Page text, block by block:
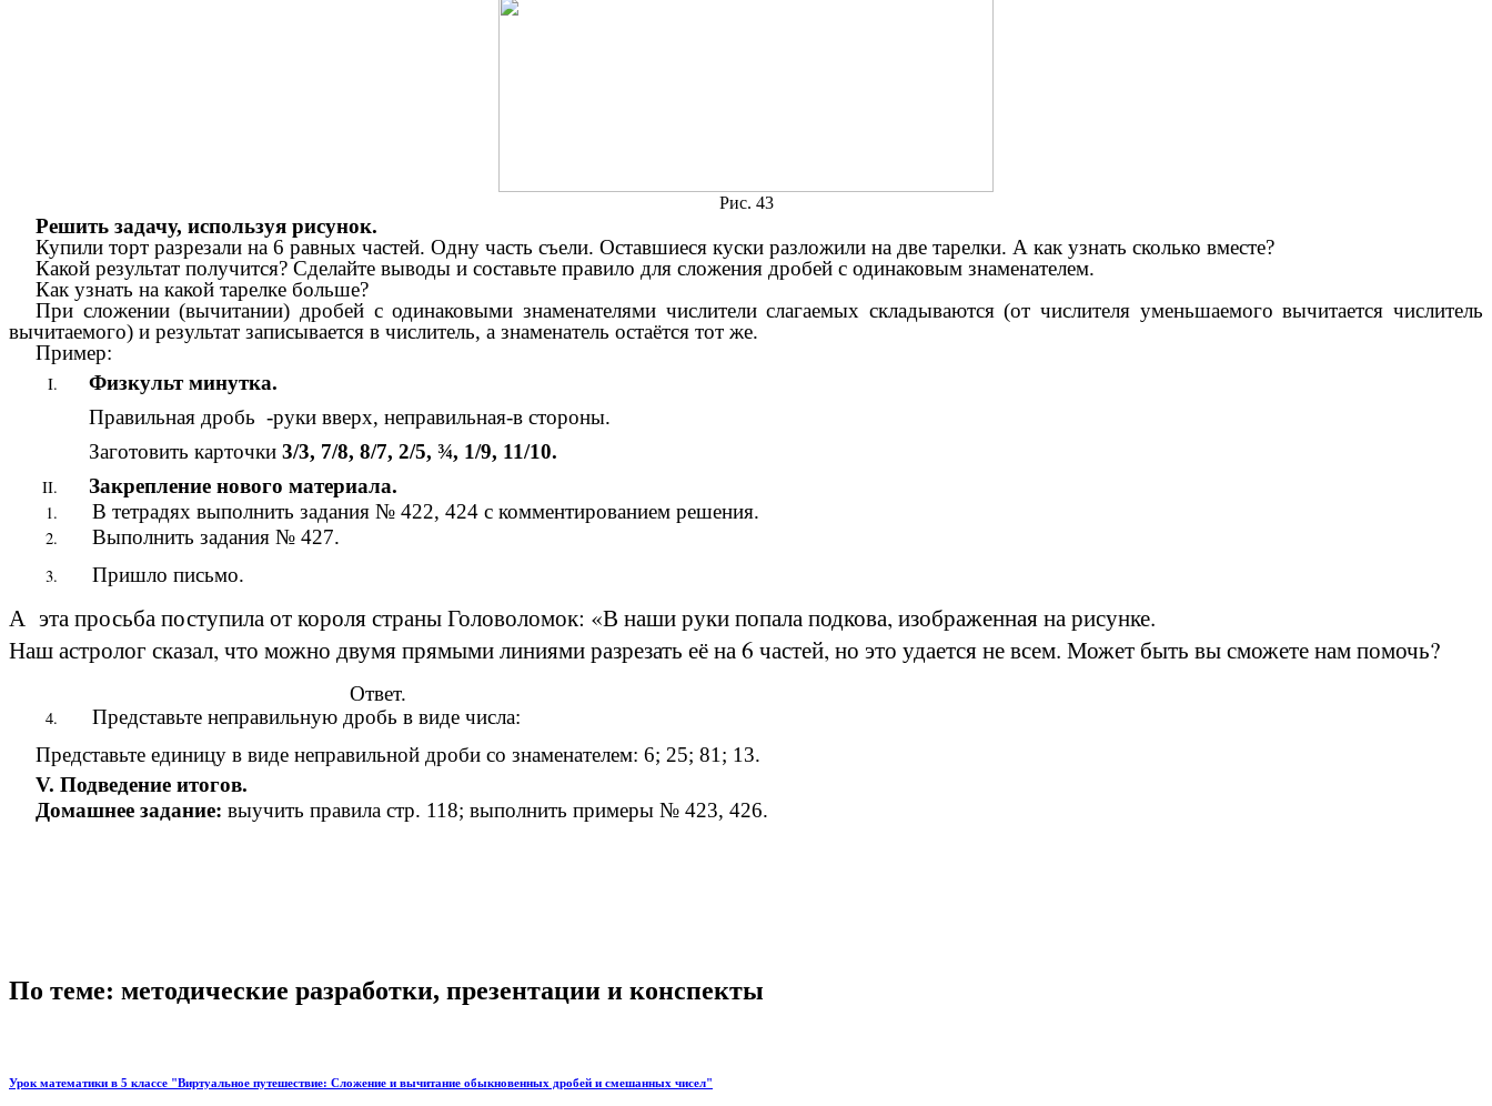
Рис. 43
Решить задачу, используя рисунок.
Купили торт разрезали на 6 равных частей. Одну часть съели. Оставшиеся куски разложили на две тарелки. А как узнать сколько вместе?
Какой результат получится? Сделайте выводы и составьте правило для сложения дробей с одинаковым знаменателем.
Как узнать на какой тарелке больше?
При сложении (вычитании) дробей с одинаковыми знаменателями числители слагаемых складываются (от числителя уменьшаемого вычитается числитель
вычитаемого) и результат записывается в числитель, а знаменатель остаётся тот же.
Пример:
Физкульт минутка.
Правильная дробь -руки вверх, неправильная-в стороны.
Заготовить карточки 3/3, 7/8, 8/7, 2/5, ¾, 1/9, 11/10.
Закрепление нового материала.
В тетрадях выполнить задания № 422, 424 с комментированием решения.
Выполнить задания № 427.
Пришло письмо.
А эта просьба поступила от короля страны Головоломок: «В наши руки попала подкова, изображенная на рисунке.
Наш астролог сказал, что можно двумя прямыми линиями разрезать её на 6 частей, но это удается не всем. Может быть вы сможете нам помочь?
Ответ.
Представьте неправильную дробь в виде числа:
Представьте единицу в виде неправильной дроби со знаменателем: 6; 25; 81; 13.
V. Подведение итогов.
Домашнее задание: выучить правила стр. 118; выполнить примеры № 423, 426.
По теме: методические разработки, презентации и конспекты
Урок математики в 5 классе "Виртуальное путешествие: Сложение и вычитание обыкновенных дробей и смешанных чисел"